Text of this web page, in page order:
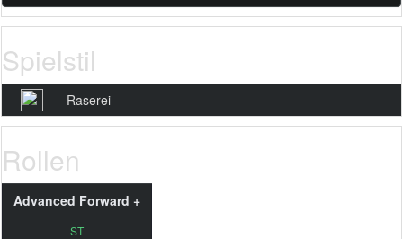
Spielstil
Raserei
Rollen
Advanced Forward +
ST